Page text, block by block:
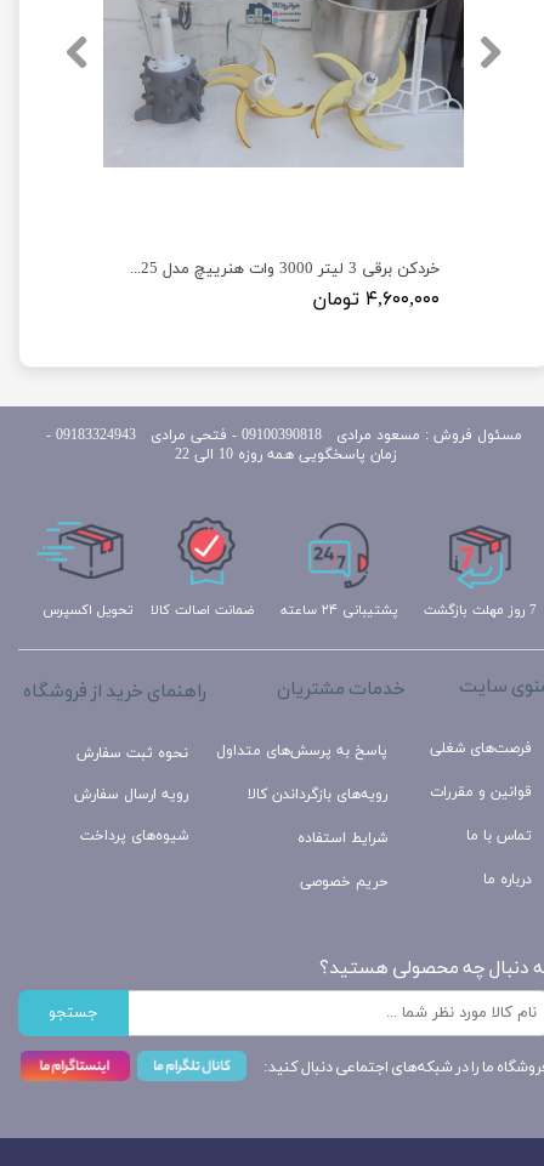
خردکن برقی 3 لیتر 3000 وات هنرییچ مدل HEINRICHS SL-2025
۴,۶۰۰,۰۰۰ تومان
تحویل اکسپرس پشتیبانی ۲۴ ساعته 7 روز مهلت بازگشت ضمانت اصالت کالا
راهنمای خرید از فروشگاه
نحوه ثبت سفارش
رویه ارسال سفارش
شیوه‌های پرداخت
خدمات مشتریان
پاسخ به پرسش‌های متداول
رویه‌های بازگرداندن کالا
شرایط استفاده
حریم خصوصی
سایت
فرصت‌های شغلی
قوانین و مقررات
تماس با ما
درباره ما
دنبال چه محصولی هستید؟
جستجو
ما را در شبکه‌های اجتماعی دنبال کنید:
مسئول
فروش : مسعود مرادی 09100390818​​​​​​​ ​​​​​​​- فتحی مرادی 09183324943 -
زمان پاسخگویی همه روزه 10 الی 22